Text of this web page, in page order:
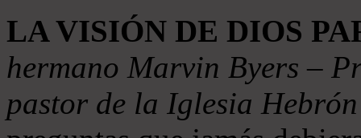
LA VISIÓN DE DIOS
hermano Marvin Byers –
pastor de la Iglesia